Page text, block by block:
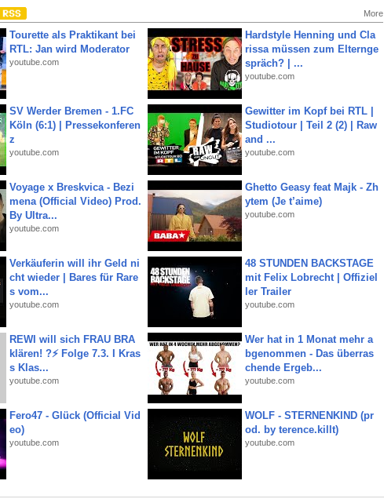
More
Tourette als Praktikant bei
RTL: Jan wird Moderator
youtube.com
Hardstyle Henning und Cla
rissa müssen zum Elternge
spräch? | ...
youtube.com
SV Werder Bremen - 1.FC
Köln (6:1) | Pressekonferen
z
youtube.com
Gewitter im Kopf bei RTL |
Studiotour | Teil 2 (2) | Raw
and ...
youtube.com
Voyage x Breskvica - Bezi
mena (Official Video) Prod.
By Ultra...
youtube.com
Ghetto Geasy feat Majk - Zh
ytem (Je t’aime)
youtube.com
Verkäuferin will ihr Geld ni
cht wieder | Bares für Rare
s vom...
youtube.com
48 STUNDEN BACKSTAGE
mit Felix Lobrecht | Offiziel
ler Trailer
youtube.com
REWI will sich FRAU BRA
klären! ?⚡️ Folge 7.3. I Kras
s Klas...
youtube.com
Wer hat in 1 Monat mehr a
bgenommen - Das überras
chende Ergeb...
youtube.com
Fero47 - Glück (Official Vid
eo)
youtube.com
WOLF - STERNENKIND (pr
od. by terence.killt)
youtube.com